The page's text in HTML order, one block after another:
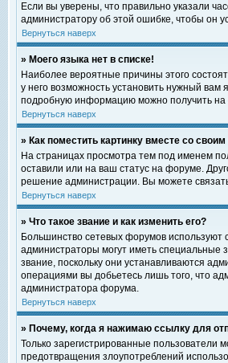
Если вы уверены, что правильно указали
администратору об этой ошибке, чтобы он
Вернуться наверх
» Моего языка нет в списке!
Наиболее вероятные причины этого
у него возможность установить нужный вам
подробную информацию можно получить на
Вернуться наверх
» Как поместить картинку вместе со
На страницах просмотра тем под именем
оставили или на ваш статус на форуме.
решение администрации. Вы можете
Вернуться наверх
» Что такое звание и как изменить его?
Большинство сетевых форумов
администраторы могут иметь специальные
звание, поскольку они устанавливаются
операциями вы добьетесь лишь того, что
администратора форума.
Вернуться наверх
» Почему, когда я нажимаю ссылку для
Только зарегистрированные
предотвращения злоупотреблений